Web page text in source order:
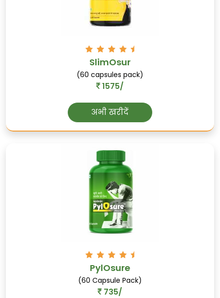
विजयसार
रक्त शर्करा का नियंत्रण करता है, वजन प्रबंधन में
मदद करता है, और चयापचय को सुधारता है।
शुद्ध-शिलाजीत
ऊर्जा उत्पादन का समर्थन करती है, प्रतिरक्षा को
समर्थन करती है, और समग्र स्वास्थ्य का समर्थन
SlimOsur
(60 capsules pack)
1575/
अभी खरीदें
PylOsure
(60 Capsule Pack)
735/